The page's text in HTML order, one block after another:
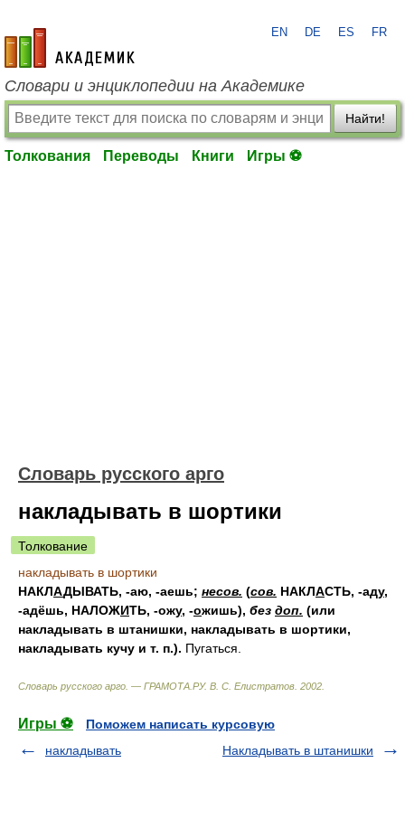
academic.ru
EN DE ES FR
Словари и энциклопедии на Академике
Найти!
Толкования Переводы Книги Игры ⚽
Словарь русского арго
накладывать в шортики
Толкование
накладывать в шортики
НАКЛАДЫВАТЬ, -аю, -аешь; несов. (сов. НАКЛАСТЬ, -аду,
-адёшь, НАЛОЖИТЬ, -ожу, -ожишь), без доп. (или
накладывать в штанишки, накладывать в шортики,
накладывать кучу и т. п.). Пугаться.
Словарь русского арго. — ГРАМОТА.РУ. В. С. Елистратов 2002
Игры ⚽
Поможем написать курсовую
накладывать
Накладывать в штанишки